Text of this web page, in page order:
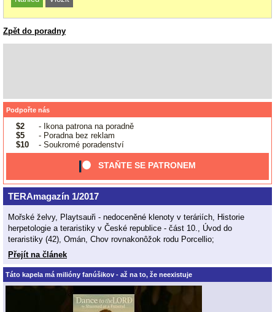
Zpět do poradny
Podpořte nás
$2
- Ikona patrona na poradně
$5
- Poradna bez reklam
$10
- Soukromé poradenství
STAŇTE SE PATRONEM
TERAmagazín 1/2017
Mořské želvy, Playtsauři - nedoceněné klenoty v teráriích, Historie
herpetologie a teraristiky v České republice - část 10., Úvod do
teraristiky (42), Omán, Chov rovnakonôžok rodu Porcellio;
Přejít na článek
Táto kapela má milióny fanúšikov - až na to, že neexistuje